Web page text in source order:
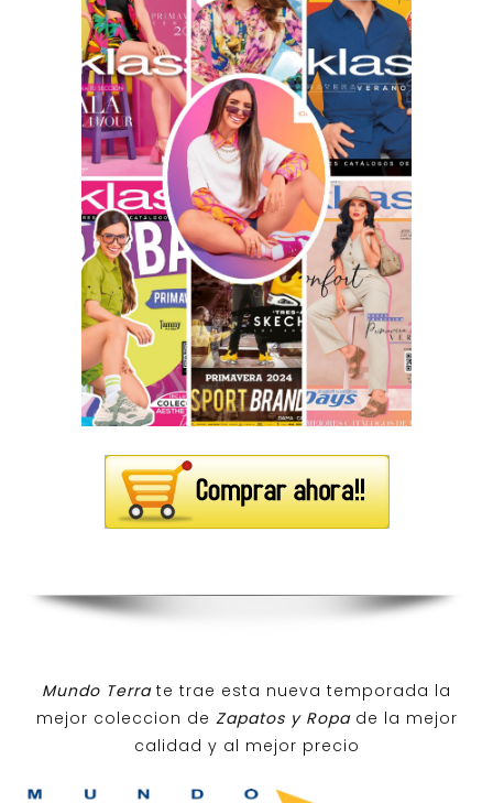
Mundo Terra te trae esta nueva temporada la
mejor coleccion de Zapatos y Ropa de la mejor
calidad y al mejor precio